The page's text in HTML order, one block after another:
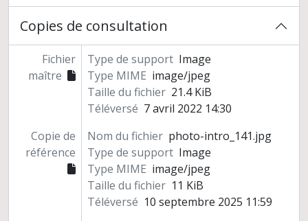
Copies de consultation
Fichier
maître
Type de support Image
Type MIME image/jpeg
Taille du fichier 21.4 KiB
Téléversé 7 avril 2022 14:30
Copie de
référence
Nom du fichier photo-intro_141.jpg
Type de support Image
Type MIME image/jpeg
Taille du fichier 11 KiB
Téléversé 10 septembre 2025 11:59